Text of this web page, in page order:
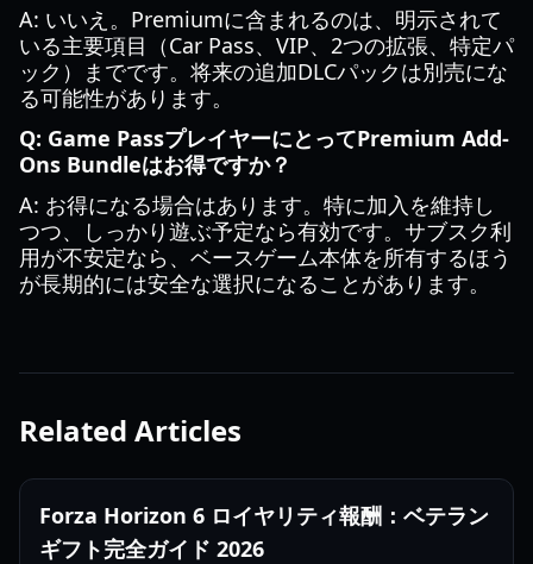
A: いいえ。Premiumに含まれるのは、明示されて
いる主要項目（Car Pass、VIP、2つの拡張、特定パ
ック）までです。将来の追加DLCパックは別売にな
る可能性があります。
Q: Game PassプレイヤーにとってPremium Add-
Ons Bundleはお得ですか？
A: お得になる場合はあります。特に加入を維持し
つつ、しっかり遊ぶ予定なら有効です。サブスク利
用が不安定なら、ベースゲーム本体を所有するほう
が長期的には安全な選択になることがあります。
Related Articles
Forza Horizon 6 ロイヤリティ報酬：ベテラン
ギフト完全ガイド 2026